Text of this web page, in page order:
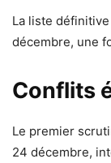
La liste
décembre, une
Conflits
Le premier
24 décembre,